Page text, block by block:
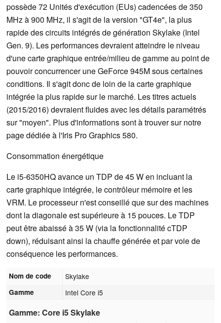
possède 72 Unités d'exécution (EUs) cadencées de 350
MHz à 900 MHz, il s'agit de la version "GT4e", la plus
rapide des circuits intégrés de génération Skylake (Intel
Gen. 9). Les performances devraient atteindre le niveau
d'une carte graphique entrée/milieu de gamme au point de
pouvoir concurrencer une GeForce 945M sous certaines
conditions. Il s'agit donc de loin de la carte graphique
intégrée la plus rapide sur le marché. Les titres actuels
(2015/2016) devraient fluides avec les détails paramétrés
sur "moyen". Plus d'informations sont à trouver sur notre
page dédiée à l'Iris Pro Graphics 580.
Consommation énergétique
Le i5-6350HQ avance un TDP de 45 W en incluant la
carte graphique intégrée, le contrôleur mémoire et les
VRM. Le processeur n'est conseillé que sur des machines
dont la diagonale est supérieure à 15 pouces. Le TDP
peut être abaissé à 35 W (via la fonctionnalité cTDP
down), réduisant ainsi la chauffe générée et par voie de
conséquence les performances.
Nom de code Skylake
Gamme Intel Core i5
Gamme: Core i5 Skylake